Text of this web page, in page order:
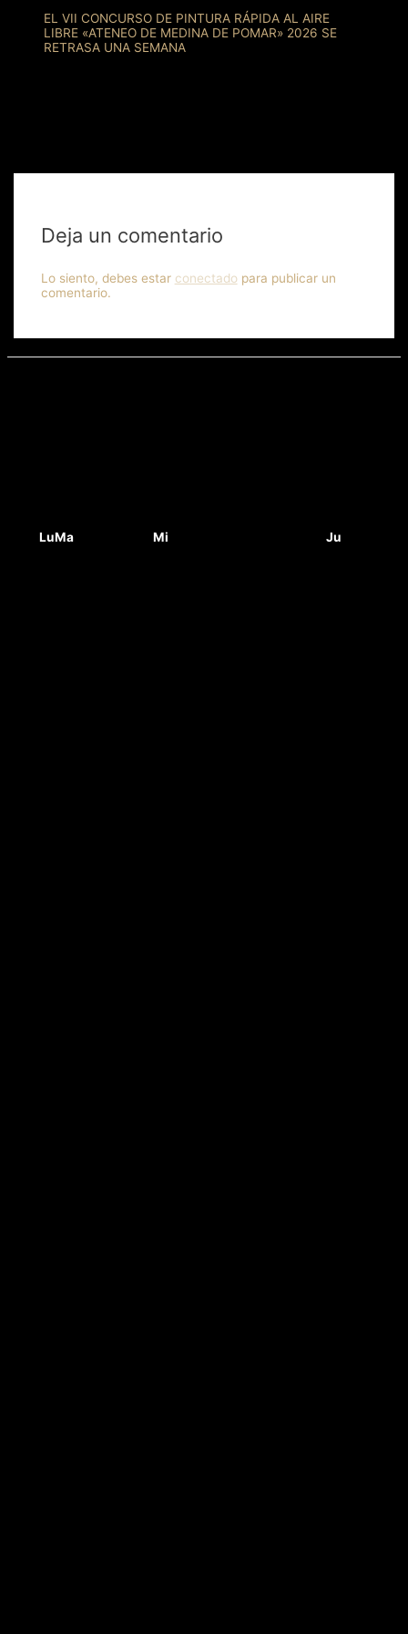
EL VII CONCURSO DE PINTURA RÁPIDA AL AIRE
LIBRE «ATENEO DE MEDINA DE POMAR» 2026 SE
RETRASA UNA SEMANA
Deja un comentario
Lo siento, debes estar conectadopara publicar un
comentario.
LuMa Mi Ju